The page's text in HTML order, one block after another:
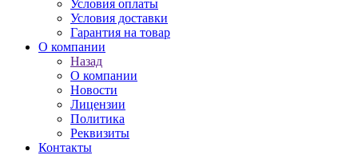
Условия оплаты
Условия доставки
Гарантия на товар
О компании
Назад
О компании
Новости
Лицензии
Политика
Реквизиты
Контакты